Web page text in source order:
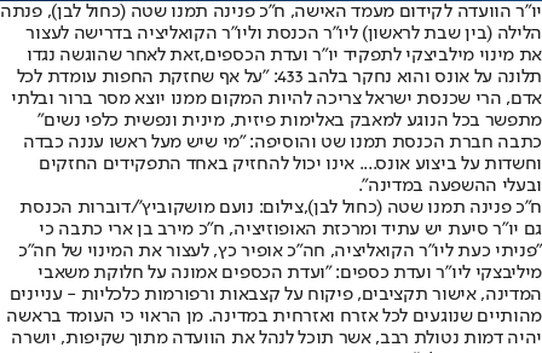
יו"ר הוועדה לקידום מעמד האישה, ח"כ פנינה תמנו שטה (כחול לבן), פנתה
הלילה (בין שבת לראשון) ליו"ר הכנסת וליו"ר הקואליציה בדרישה לעצור
את מינוי מילביצקי לתפקיד יו"ר ועדת הכספים,זאת לאחר שהוגשה נגדו
תלונה על אונס והוא נחקר בלהב 433
: "על אף שחזקת החפות עומדת לכל
אדם, הרי שכנסת ישראל צריכה להיות המקום ממנו יוצא מסר ברור ובלתי
מתפשר בכל הנוגע למאבק באלימות פיזית, מינית ונפשית כלפי נשים"
כתבה חברת הכנסת תמנו שט והוסיפה: "מי שיש מעל ראשו עננה כבדה
וחשדות על ביצוע אונס.... אינו יכול להחזיק באחד התפקידים החזקים
ובעלי ההשפעה במדינה".
ח"כ פנינה תמנו שטה (כחול לבן),צילום: נועם מושקוביץ'/דוברות הכנסת
גם יו״ר סיעת יש עתיד ומרכזת האופוזיציה, ח״כ מירב בן ארי כתבה כי
"פניתי כעת ליו״ר הקואליציה, חה״כ אופיר כץ, לעצור את המינוי של חה״כ
מיליבצקי ליו״ר ועדת כספים: "ועדת הכספים אמונה על חלוקת משאבי
המדינה, אישור תקציבים, פיקוח על קצבאות ורפורמות כלכליות - עניינים
מהותיים שנוגעים לכל אזרח ואזרחית במדינה. מן הראוי כי העומד בראשה
יהיה דמות נטולת רבב, אשר תוכל לנהל את הוועדה מתוך שקיפות, יושרה